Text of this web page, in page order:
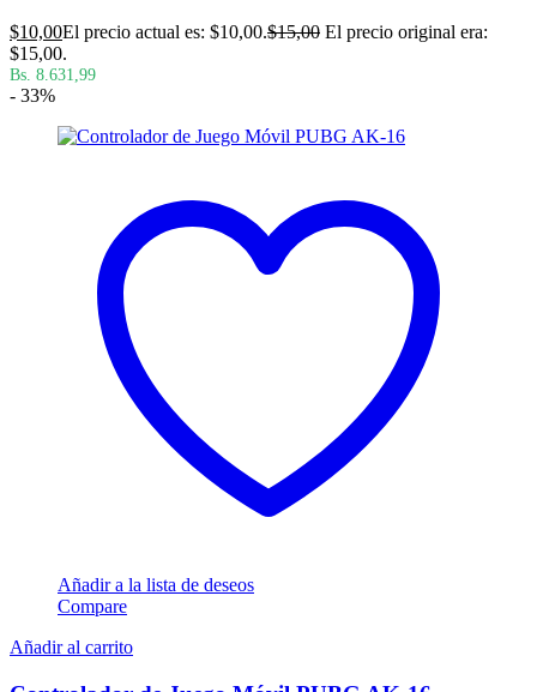
$10,00El precio actual es: $10,00.$15,00 El precio original era:
$15,00.
Bs. 8.631,99
- 33%
Añadir a la lista de deseos
Compare
Añadir al carrito